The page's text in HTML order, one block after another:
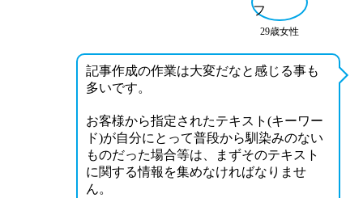
29歳女性
記事作成の作業は大変だなと感じる事も
多いです。
お客様から指定されたテキスト(キーワー
ド)が自分にとって普段から馴染みのない
ものだった場合等は、まずそのテキスト
に関する情報を集めなければなりませ
ん。